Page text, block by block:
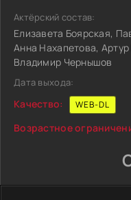
Актёрский состав:
Елизавета Боярская,
Анна Нахапетова,
Владимир Чернышов
Дата выхода:
Качество: WEB-DL
Возрастное